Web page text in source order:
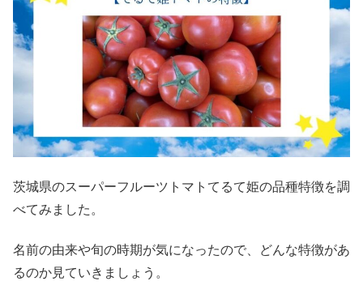
茨城県のスーパーフルーツトマトてるて姫の品種特徴を調
べてみました。
名前の由来や旬の時期が気になったので、どんな特徴があ
るのか見ていきましょう。